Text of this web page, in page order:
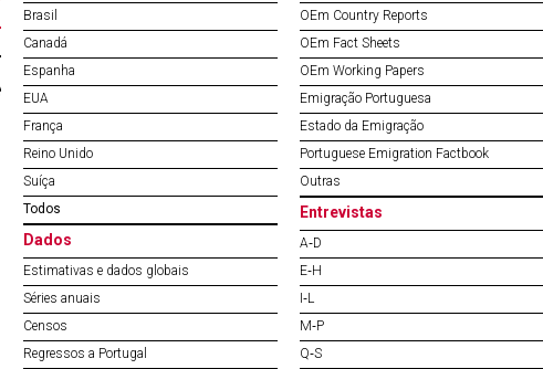
Brasil
Canadá
Espanha
EUA
França
Reino Unido
Suíça
Todos
Dados
Estimativas e dados globais
Séries anuais
Censos
Regressos a Portugal
OEm Country Reports
OEm Fact Sheets
OEm Working Papers
Emigração Portuguesa
Estado da Emigração
Portuguese Emigration Factbook
Outras
Entrevistas
A‐D
E‐H
I‐L
M‐P
Q‐S